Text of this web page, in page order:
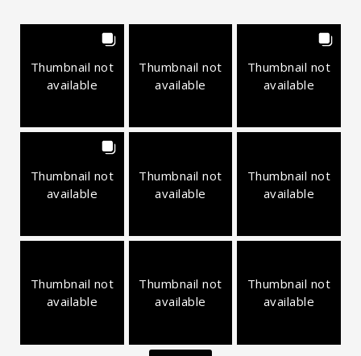
Thumbnail not
available
Thumbnail not
available
Thumbnail not
available
Thumbnail not
available
Thumbnail not
available
Thumbnail not
available
Thumbnail not
available
Thumbnail not
available
Thumbnail not
available